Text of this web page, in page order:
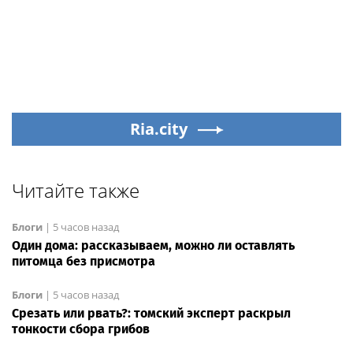
Ria.city
Читайте также
Блоги | 5 часов назад
Один дома: рассказываем, можно ли оставлять
питомца без присмотра
Блоги | 5 часов назад
Срезать или рвать?: томский эксперт раскрыл
тонкости сбора грибов